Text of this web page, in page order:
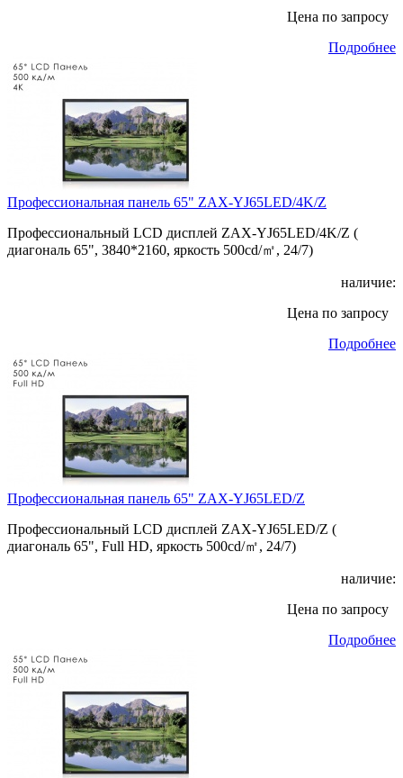
Цена по запросу
Подробнее
Профессиональная панель 65" ZAX-YJ65LED/4K/Z
Профессиональный LCD дисплей ZAX-YJ65LED/4K/Z (
диагональ 65", 3840*2160, яркость 500cd/㎡, 24/7)
наличие:
Цена по запросу
Подробнее
Профессиональная панель 65" ZAX-YJ65LED/Z
Профессиональный LCD дисплей ZAX-YJ65LED/Z (
диагональ 65", Full HD, яркость 500cd/㎡, 24/7)
наличие:
Цена по запросу
Подробнее